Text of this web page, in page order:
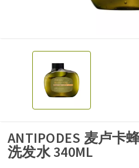
ANTIPODES 麦卢卡
洗发水 340ML